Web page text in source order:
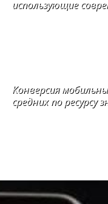
использующие
Конверсия
средних по ресурсу